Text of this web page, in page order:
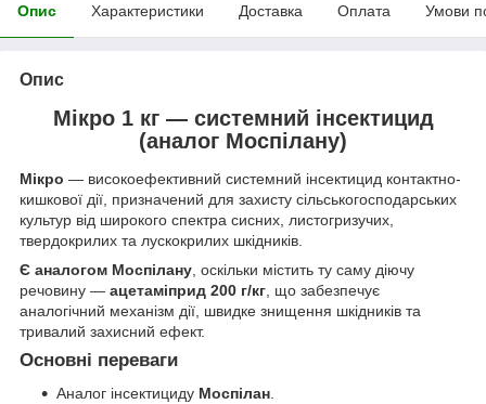
Опис Характеристики Доставка Оплата Умови
Опис
Мікро 1 кг — системний інсектицид
(аналог Моспілану)
Мікро — високоефективний системний інсектицид контактно-
кишкової дії, призначений для захисту сільськогосподарських
культур від широкого спектра сисних, листогризучих,
твердокрилих та лускокрилих шкідників.
Є аналогом Моспілану, оскільки містить ту саму діючу
речовину — ацетаміприд 200 г/кг, що забезпечує
аналогічний механізм дії, швидке знищення шкідників та
тривалий захисний ефект.
Основні переваги
Аналог інсектициду Моспілан.